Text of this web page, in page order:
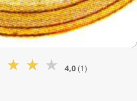
★ ★ ★ 4,0(1)